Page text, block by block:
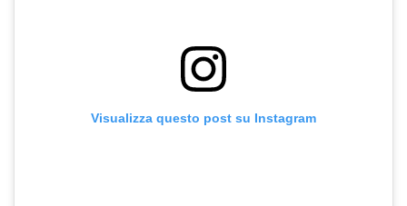
Visualizza questo post su Instagram